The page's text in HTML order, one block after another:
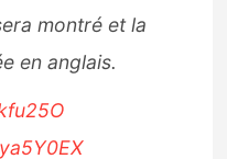
montré et la
en anglais.